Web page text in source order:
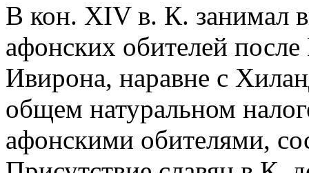
В кон. XIV в. К. занимал
афонских обителей
Ивирона, наравне с
общем натуральном
афонскими обителями,